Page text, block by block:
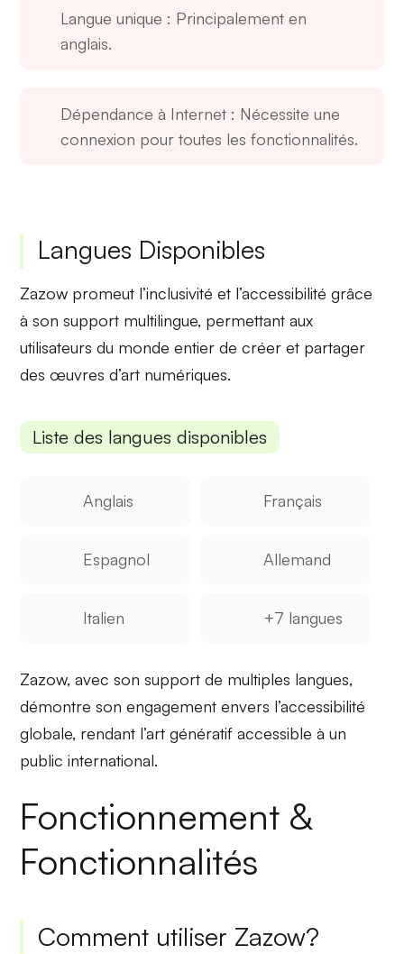
Langue unique : Principalement en
anglais.
Dépendance à Internet : Nécessite une
connexion pour toutes les fonctionnalités.
Langues Disponibles
Zazow promeut l’inclusivité et l’accessibilité grâce
à son support multilingue, permettant aux
utilisateurs du monde entier de créer et partager
des œuvres d’art numériques.
Liste des langues disponibles
Anglais Français
Espagnol Allemand
Italien +7 langues
Zazow, avec son support de multiples langues,
démontre son engagement envers l’accessibilité
globale, rendant l’art génératif accessible à un
public international.
Fonctionnement &
Fonctionnalités
Comment utiliser Zazow?